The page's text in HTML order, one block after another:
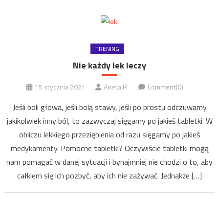
TRENING
Nie każdy lek leczy
15 stycznia 2021 Aneta R. Comment(0)
Jeśli boli głowa, jeśli bolą stawy, jeśli po prostu odczuwamy
jakikolwiek inny ból, to zazwyczaj sięgamy po jakieś tabletki. W
obliczu lekkiego przeziębienia od razu sięgamy po jakieś
medykamenty. Pomocne tabletki? Oczywiście tabletki mogą
nam pomagać w danej sytuacji i bynajmniej nie chodzi o to, aby
całkiem się ich pozbyć, aby ich nie zażywać. Jednakże […]